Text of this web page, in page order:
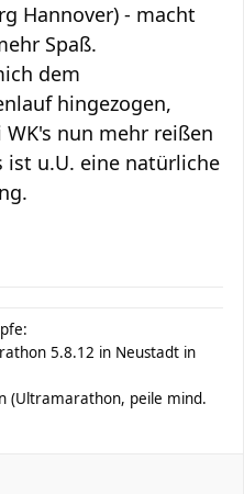
Hannover) - macht
Spaß.
dem
hingezogen,
nun mehr reißen
ist u.U. eine natürliche
5.8.12 in Neustadt in
(Ultramarathon, peile mind.